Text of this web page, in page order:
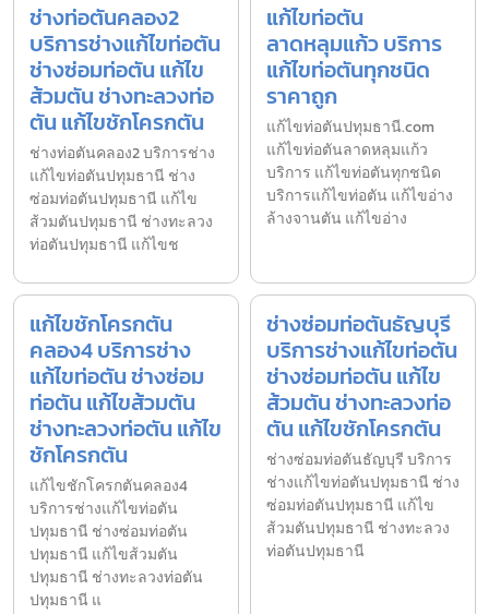
ช่างท่อตันคลอง2
บริการช่างแก้ไขท่อตัน
ช่างซ่อมท่อตัน แก้ไข
ส้วมตัน ช่างทะลวงท่อ
ตัน แก้ไขชักโครกตัน
ช่างท่อตันคลอง2 บริการช่าง
แก้ไขท่อตันปทุมธานี ช่าง
ซ่อมท่อตันปทุมธานี แก้ไข
ส้วมตันปทุมธานี ช่างทะลวง
ท่อตันปทุมธานี แก้ไขช
แก้ไขท่อตัน
ลาดหลุมแก้ว บริการ
แก้ไขท่อตันทุกชนิด
ราคาถูก
แก้ไขท่อตันปทุมธานี.com
แก้ไขท่อตันลาดหลุมแก้ว
บริการ แก้ไขท่อตันทุกชนิด
บริการแก้ไขท่อตัน แก้ไขอ่าง
ล้างจานตัน แก้ไขอ่าง
แก้ไขชักโครกตัน
คลอง4 บริการช่าง
แก้ไขท่อตัน ช่างซ่อม
ท่อตัน แก้ไขส้วมตัน
ช่างทะลวงท่อตัน แก้ไข
ชักโครกตัน
แก้ไขชักโครกตันคลอง4
บริการช่างแก้ไขท่อตัน
ปทุมธานี ช่างซ่อมท่อตัน
ปทุมธานี แก้ไขส้วมตัน
ปทุมธานี ช่างทะลวงท่อตัน
ปทุมธานี แ
ช่างซ่อมท่อตันธัญบุรี
บริการช่างแก้ไขท่อตัน
ช่างซ่อมท่อตัน แก้ไข
ส้วมตัน ช่างทะลวงท่อ
ตัน แก้ไขชักโครกตัน
ช่างซ่อมท่อตันธัญบุรี บริการ
ช่างแก้ไขท่อตันปทุมธานี ช่าง
ซ่อมท่อตันปทุมธานี แก้ไข
ส้วมตันปทุมธานี ช่างทะลวง
ท่อตันปทุมธานี